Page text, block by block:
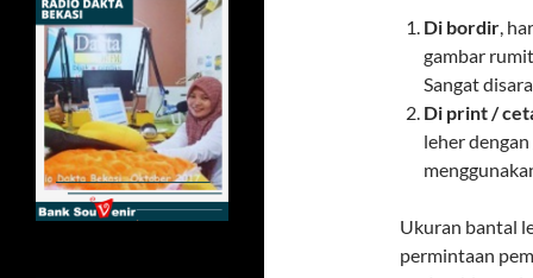
Di bordir,
gambar
Sangat
Di print /
leher
Ukuran bantal
permintaan